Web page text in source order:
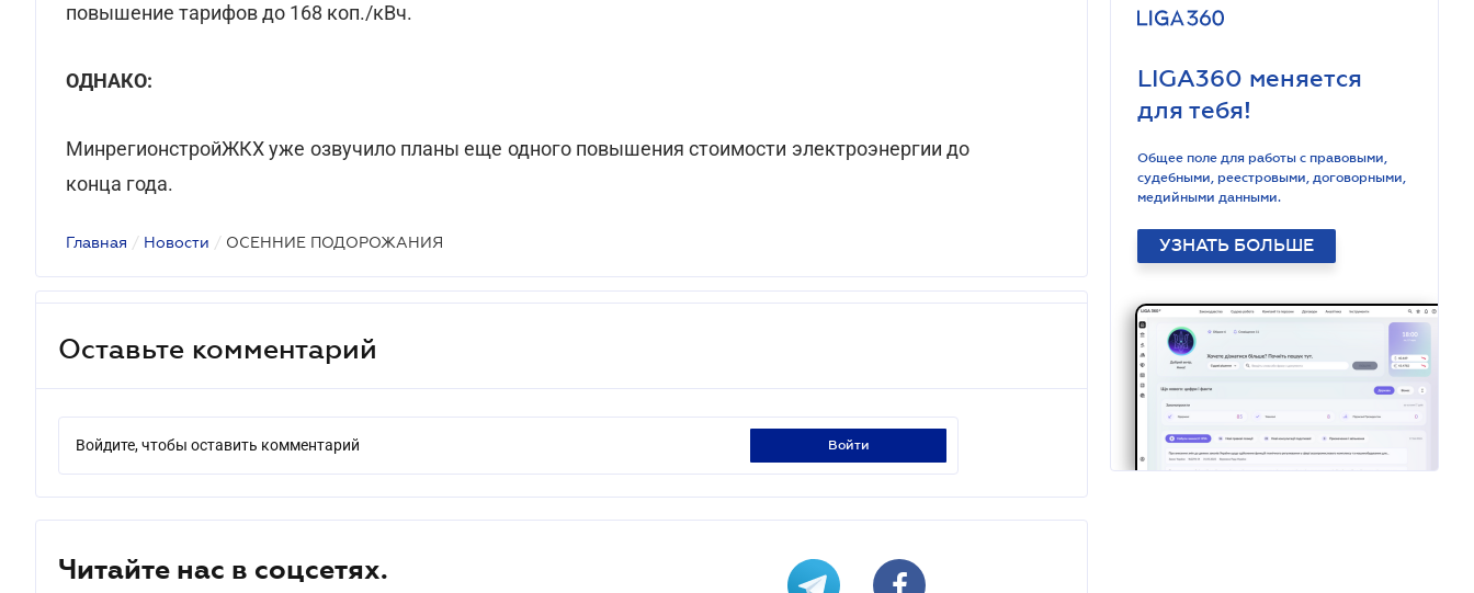
повышение тарифов до 168 коп./кВч.
ОДНАКО:
МинрегионстройЖКХ уже озвучило планы еще одного повышения стоимости электроэнергии до
конца года.
Главная / Новости / ОСЕННИЕ ПОДОРОЖАНИЯ
Оставьте комментарий
Войдите, чтобы оставить комментарий войти
Читайте нас в соцсетях.
LIGA360 меняется
для тебя!
Общее поле для работы с правовыми,
судебными, реестровыми, договорными,
медийными данными.
УЗНАТЬ БОЛЬШЕ